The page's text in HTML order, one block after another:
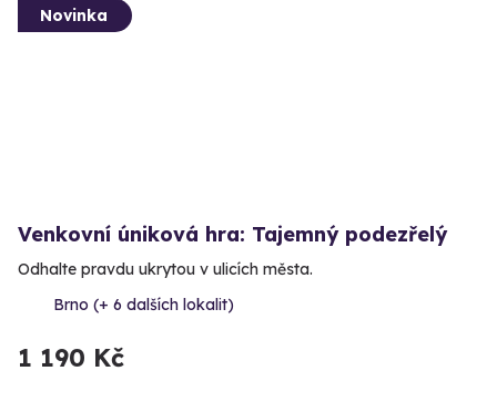
Novinka
Venkovní úniková hra: Tajemný podezřelý
Odhalte pravdu ukrytou v ulicích města.
Brno (+ 6 dalších lokalit)
1 190 Kč